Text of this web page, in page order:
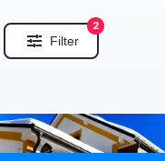
Filter
2